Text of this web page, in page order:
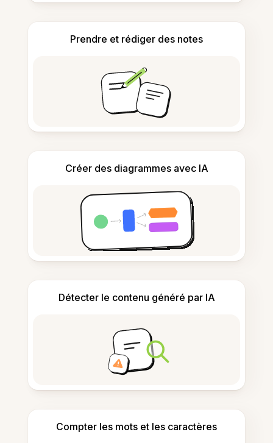
Prendre et rédiger des notes
Créer des diagrammes avec IA
Détecter le contenu généré par IA
Compter les mots et les caractères